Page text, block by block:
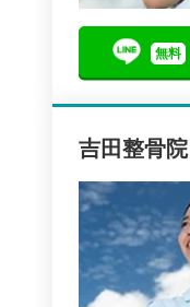
無料
吉田整骨院